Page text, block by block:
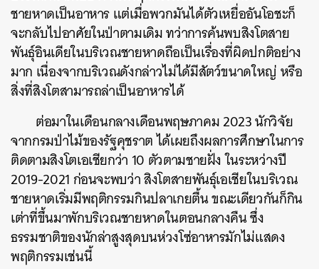
ชายหาดเป็นอาหาร แต่เมื่อพวกมันได้ตัวเหยื่ออันโอชะก็
จะกลับไปอาศัยในป่าตามเดิม ทว่าการค้นพบสิงโตสาย
พันธุ์อินเดียในบริเวณชายหาดถือเป็นเรื่องที่ผิดปกติอย่าง
มาก เนื่องจากบริเวณดังกล่าวไม่ได้มีสัตว์ขนาดใหญ่ หรือ
สิ่งที่สิงโตสามารถล่าเป็นอาหารได้
ต่อมาในเดือนกลางเดือนพฤษภาคม 2023 นักวิจัย
จากกรมป่าไม้ของรัฐคุชราต ได้เผยถึงผลการศึกษาในการ
ติดตามสิงโตเอเชียกว่า 10 ตัวตามชายฝั่ง ในระหว่างปี
2019-2021 ก่อนจะพบว่า สิงโตสายพันธุ์เอเชียในบริเวณ
ชายหาดเริ่มมีพฤติกรรมกินปลาเกยตื้น ขณะเดียวกันก็กิน
เต่าที่ขึ้นมาพักบริเวณชายหาดในตอนกลางคืน ซึ่ง
ธรรมชาติของนักล่าสูงสุดบนห่วงโซ่อาหารมักไม่แสดง
พฤติกรรมเช่นนี้